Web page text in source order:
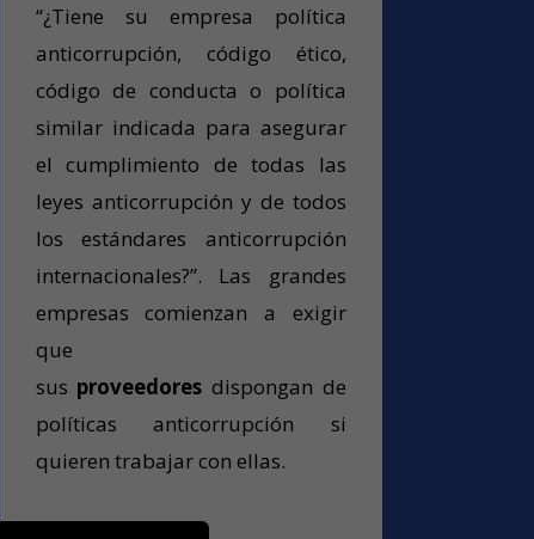
“¿Tiene su empresa política
anticorrupción, código ético,
código de conducta o política
similar indicada para asegurar
el cumplimiento de todas las
leyes anticorrupción y de todos
los estándares anticorrupción
internacionales?”. Las grandes
empresas comienzan a exigir
que
sus proveedores dispongan de
políticas anticorrupción si
quieren trabajar con ellas.